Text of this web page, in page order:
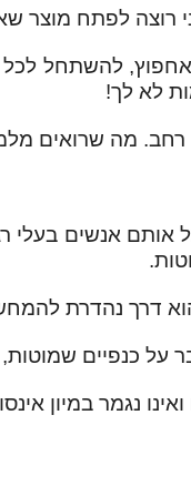
לפתח מוצר
אחפוץ, להשתחל
לא לך!
מה שרואים
אנשים בעלי
דרך נהדרת
על כנפיים
נגמר במיון